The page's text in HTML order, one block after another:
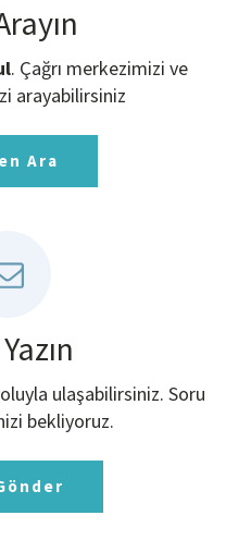
. Çağrı merkezimizi ve
arayabilirsiniz
Ara
ulaşabilirsiniz. Soru
bekliyoruz.